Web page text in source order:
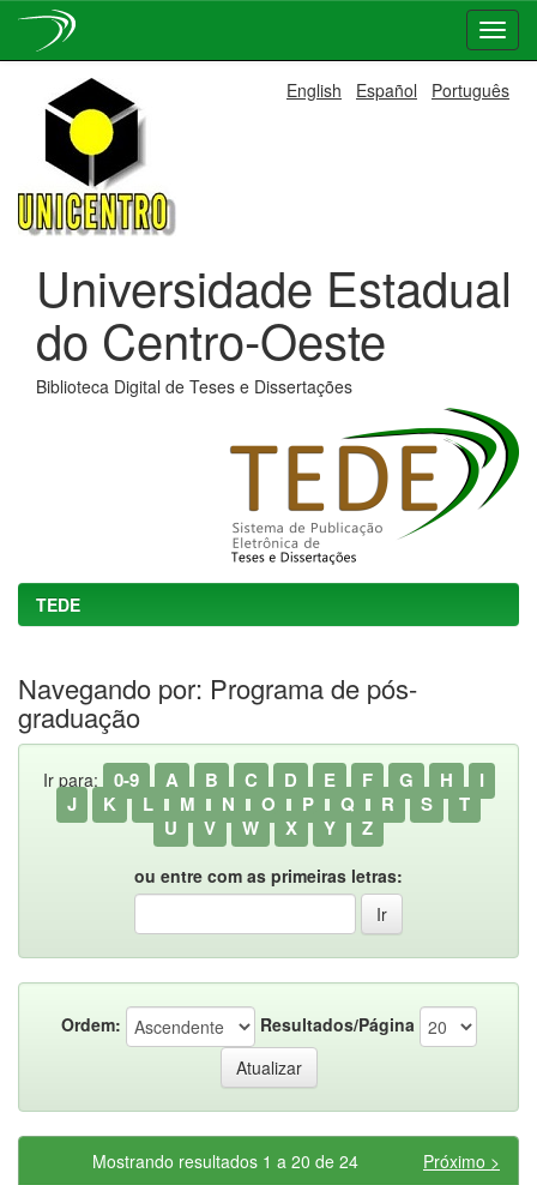
navigation
English Español Português
Universidade Estadual
do Centro-Oeste
Biblioteca Digital de Teses e Dissertações
TEDE
Navegando por: Programa de pós-
graduação
Ir para: 0-9 A B C D E F G H
I
J
K L M N O P Q R S
T
U
V W X Y Z
ou entre com as primeiras letras:
Ordem: Resultados/Página
Mostrando resultados 1 a 20 de 24
Próximo >